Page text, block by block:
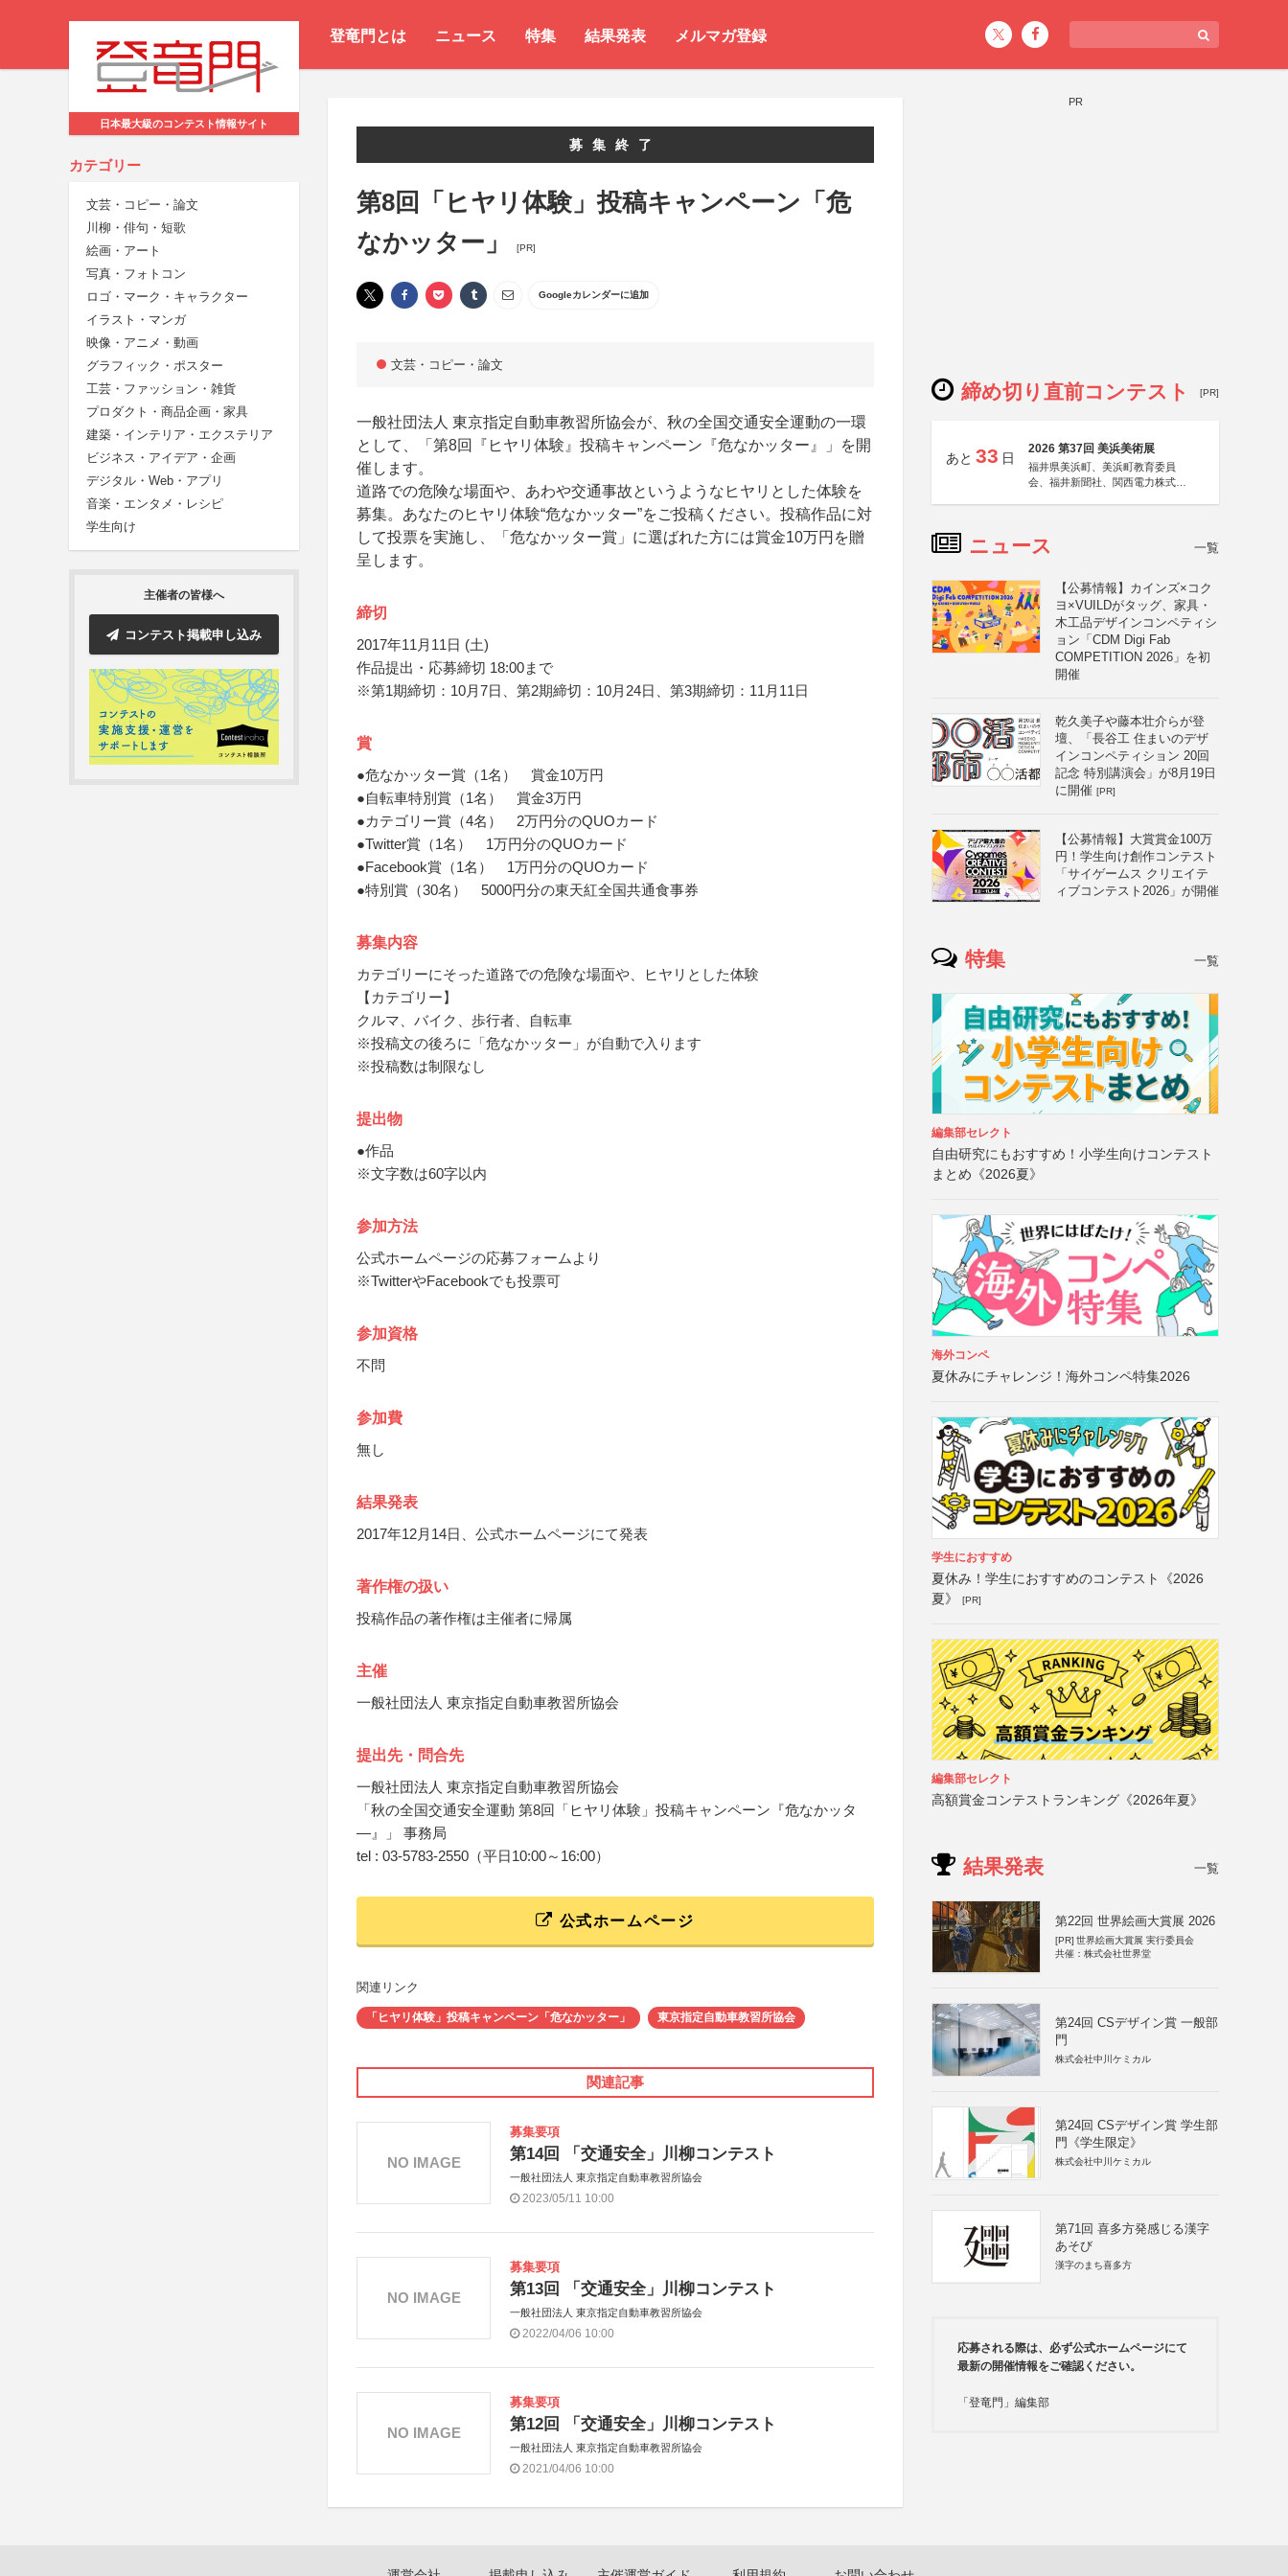
登竜門とは ニュース 特集 結果発表 メルマガ登録
日本最大級のコンテスト情報サイト
カテゴリー
文芸・コピー・論文
川柳・俳句・短歌
絵画・アート
写真・フォトコン
ロゴ・マーク・キャラクター
イラスト・マンガ
映像・アニメ・動画
グラフィック・ポスター
工芸・ファッション・雑貨
プロダクト・商品企画・家具
建築・インテリア・エクステリア
ビジネス・アイデア・企画
デジタル・Web・アプリ
音楽・エンタメ・レシピ
学生向け
主催者の皆様へ
コンテスト掲載申し込み
募集終了
第8回「ヒヤリ体験」投稿キャンペーン「危
なかッター」
[PR]
Googleカレンダーに追加
文芸・コピー・論文
一般社団法人 東京指定自動車教習所協会が、秋の全国交通安全運動の一環
として、「第8回『ヒヤリ体験』投稿キャンペーン『危なかッター』」を開
催します。
道路での危険な場面や、あわや交通事故というようなヒヤリとした体験を
募集。あなたのヒヤリ体験“危なかッター”をご投稿ください。投稿作品に対
して投票を実施し、「危なかッター賞」に選ばれた方には賞金10万円を贈
呈します。
締切
2017年11月11日 (土)
作品提出・応募締切 18:00まで
※第1期締切：10月7日、第2期締切：10月24日、第3期締切：11月11日
賞
●危なかッター賞（1名） 賞金10万円
●自転車特別賞（1名） 賞金3万円
●カテゴリー賞（4名） 2万円分のQUOカード
●Twitter賞（1名） 1万円分のQUOカード
●Facebook賞（1名） 1万円分のQUOカード
●特別賞（30名） 5000円分の東天紅全国共通食事券
募集内容
カテゴリーにそった道路での危険な場面や、ヒヤリとした体験
【カテゴリー】
クルマ、バイク、歩行者、自転車
※投稿文の後ろに「危なかッター」が自動で入ります
※投稿数は制限なし
提出物
●作品
※文字数は60字以内
参加方法
公式ホームページの応募フォームより
※TwitterやFacebookでも投票可
参加資格
不問
参加費
無し
結果発表
2017年12月14日、公式ホームページにて発表
著作権の扱い
投稿作品の著作権は主催者に帰属
主催
一般社団法人 東京指定自動車教習所協会
提出先・問合先
一般社団法人 東京指定自動車教習所協会
「秋の全国交通安全運動 第8回「ヒヤリ体験」投稿キャンペーン『危なかッタ
―』」 事務局
tel : 03-5783-2550（平日10:00～16:00）
公式ホームページ
関連リンク
「ヒヤリ体験」投稿キャンペーン「危なかッター」 東京指定自動車教習所協会
関連記事
募集要項
第14回 「交通安全」川柳コンテスト
一般社団法人 東京指定自動車教習所協会
2023/05/11 10:00
NO IMAGE
募集要項
第13回 「交通安全」川柳コンテスト
一般社団法人 東京指定自動車教習所協会
2022/04/06 10:00
NO IMAGE
募集要項
第12回 「交通安全」川柳コンテスト
一般社団法人 東京指定自動車教習所協会
2021/04/06 10:00
NO IMAGE
PR
締め切り直前コンテスト [PR]
あと 33 日
2026 第37回 美浜美術展
福井県美浜町、美浜町教育委員
会、福井新聞社、関西電力株式会
ニュース 一覧
【公募情報】カインズ×コク
ヨ×VUILDがタッグ、家具・
木工品デザインコンペティシ
ョン「CDM Digi Fab
COMPETITION 2026」を初
開催
乾久美子や藤本壮介らが登
壇、「長谷工 住まいのデザ
インコンペティション 20回
記念 特別講演会」が8月19日
に開催 [PR]
【公募情報】大賞賞金100万
円！学生向け創作コンテスト
「サイゲームス クリエイテ
ィブコンテスト2026」が開催
特集 一覧
編集部セレクト
自由研究にもおすすめ！小学生向けコンテスト
まとめ《2026夏》
海外コンペ
夏休みにチャレンジ！海外コンペ特集2026
学生におすすめ
夏休み！学生におすすめのコンテスト《2026
夏》
[PR]
編集部セレクト
高額賞金コンテストランキング《2026年夏》
結果発表 一覧
第22回 世界絵画大賞展 2026
[PR] 世界絵画大賞展 実行委員会
共催：株式会社世界堂
第24回 CSデザイン賞 一般部
門
株式会社中川ケミカル
第24回 CSデザイン賞 学生部
門《学生限定》
株式会社中川ケミカル
第71回 喜多方発感じる漢字
あそび
漢字のまち喜多方
応募される際は、必ず公式ホームページにて
最新の開催情報をご確認ください。
「登竜門」編集部